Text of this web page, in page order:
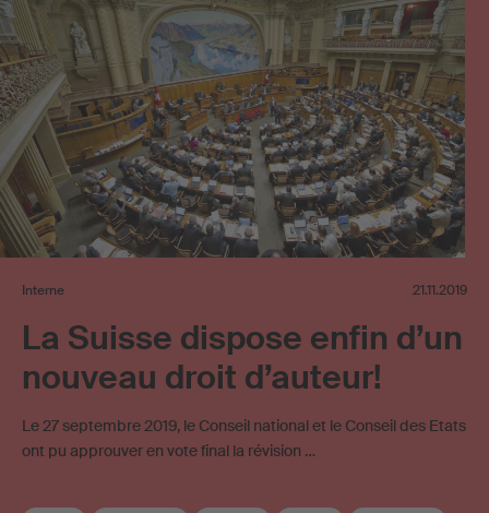
Interne 21.11.2019
La Suisse dispose enfin d’un
nouveau droit d’auteur!
Le 27 septembre 2019, le Conseil national et le Conseil des Etats
ont pu approuver en vote final la révision …